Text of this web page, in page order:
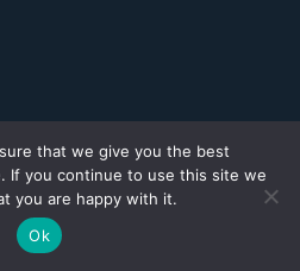
2 Blok C9 No. 7, RT.1/RW.6,
that we give you the best
If you continue to use this site we
you are happy with it.
Ok